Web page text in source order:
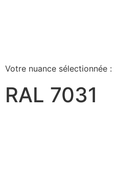
Votre nuance sélectionnée :
RAL 7031